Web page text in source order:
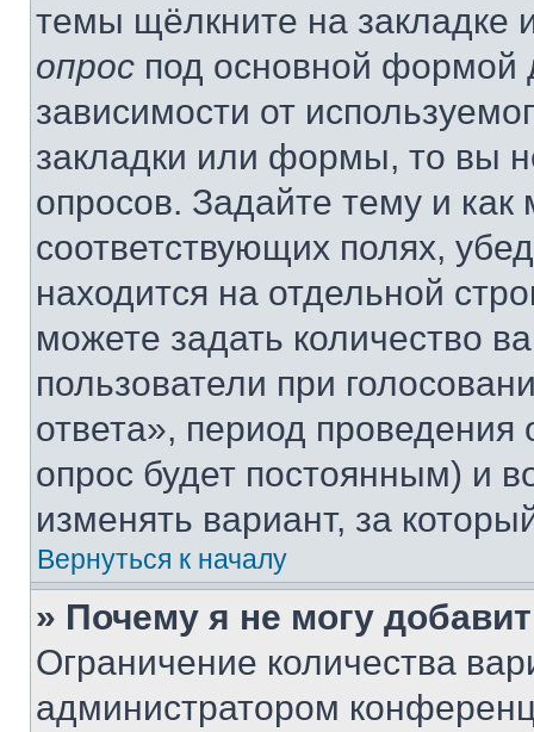
темы щёлкните на
опрос под основной формой
зависимости от
закладки или формы, то вы
опросов. Задайте тему и
соответствующих полях,
находится на отдельной
можете задать количество
пользователи при
ответа», период проведения
опрос будет постоянным) и
изменять вариант, за
Вернуться к началу
» Почему я не могу
Ограничение количества
администратором